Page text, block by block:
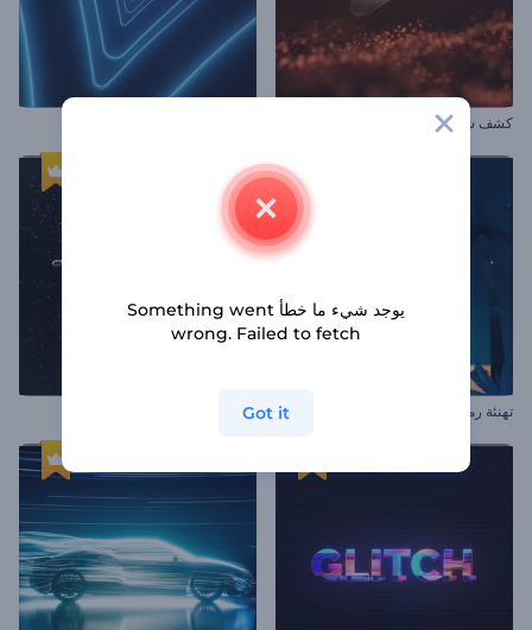
كشف شعار موجات جسيمات
تهنئة رمضانية شعار انفجار الكرة المذهل
يوجد شيء ما خطأ Something went
wrong. Failed to fetch
Got it